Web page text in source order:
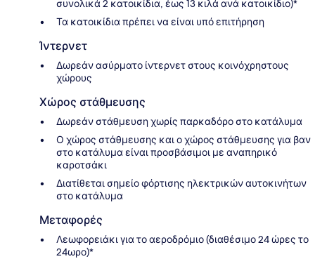
συνολικά 2 κατοικίδια, έως 13 κιλά ανά κατοικίδιο)*
Τα κατοικίδια πρέπει να είναι υπό επιτήρηση
Ίντερνετ
Δωρεάν ασύρματο ίντερνετ στους κοινόχρηστους
χώρους
Χώρος στάθμευσης
Δωρεάν στάθμευση χωρίς παρκαδόρο στο κατάλυμα
Ο χώρος στάθμευσης και ο χώρος στάθμευσης για βαν
στο κατάλυμα είναι προσβάσιμοι με αναπηρικό
καροτσάκι
Διατίθεται σημείο φόρτισης ηλεκτρικών αυτοκινήτων
στο κατάλυμα
Μεταφορές
Λεωφορειάκι για το αεροδρόμιο (διαθέσιμο 24 ώρες το
24ωρο)*